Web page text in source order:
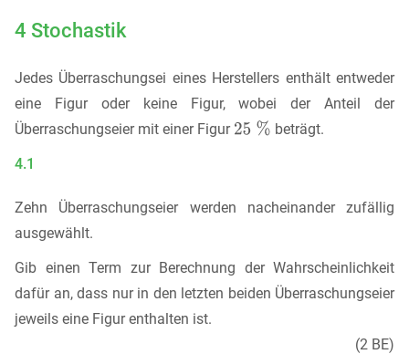
4 Stochastik
Jedes Überraschungsei eines Herstellers enthält entweder
eine Figur oder keine Figur, wobei der Anteil der
Überraschungseier mit einer Figur
beträgt.
4.1
Zehn Überraschungseier werden nacheinander zufällig
ausgewählt.
Gib einen Term zur Berechnung der Wahrscheinlichkeit
dafür an, dass nur in den letzten beiden Überraschungseier
jeweils eine Figur enthalten ist.
(2 BE)